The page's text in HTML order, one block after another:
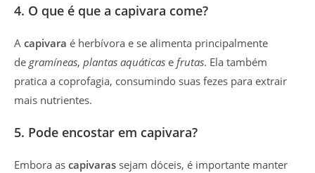
4. O que é que a capivara come?
A capivara é herbívora e se alimenta principalmente
de gramíneas, plantas aquáticas e frutas. Ela também
pratica a coprofagia, consumindo suas fezes para extrair
mais nutrientes.
5. Pode encostar em capivara?
Embora as capivaras sejam dóceis, é importante manter